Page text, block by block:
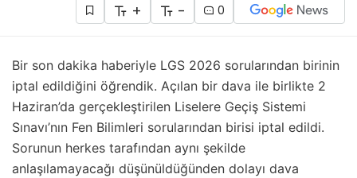
+ - 0
Bir son dakika haberiyle LGS 2026 sorularından birinin
iptal edildiğini öğrendik. Açılan bir dava ile birlikte 2
Haziran’da gerçekleştirilen Liselere Geçiş Sistemi
Sınavı’nın Fen Bilimleri sorularından birisi iptal edildi.
Sorunun herkes tarafından aynı şekilde
anlaşılamayacağı düşünüldüğünden dolayı dava